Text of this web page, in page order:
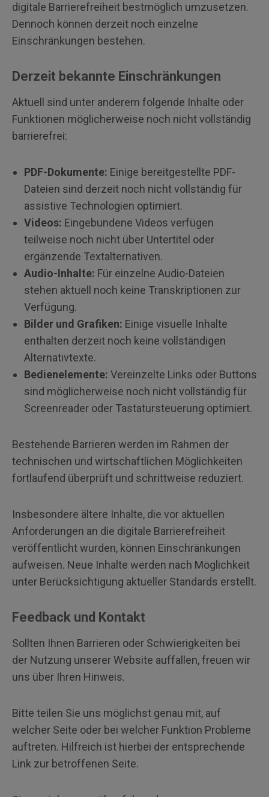
digitale Barrierefreiheit bestmöglich umzusetzen.
Dennoch können derzeit noch einzelne
Einschränkungen bestehen.
Derzeit bekannte Einschränkungen
Aktuell sind unter anderem folgende Inhalte oder
Funktionen möglicherweise noch nicht vollständig
barrierefrei:
PDF-Dokumente: Einige bereitgestellte PDF-
Dateien sind derzeit noch nicht vollständig für
assistive Technologien optimiert.
Videos: Eingebundene Videos verfügen
teilweise noch nicht über Untertitel oder
ergänzende Textalternativen.
Audio-Inhalte: Für einzelne Audio-Dateien
stehen aktuell noch keine Transkriptionen zur
Verfügung.
Bilder und Grafiken: Einige visuelle Inhalte
enthalten derzeit noch keine vollständigen
Alternativtexte.
Bedienelemente: Vereinzelte Links oder Buttons
sind möglicherweise noch nicht vollständig für
Screenreader oder Tastatursteuerung optimiert.
Bestehende Barrieren werden im Rahmen der
technischen und wirtschaftlichen Möglichkeiten
fortlaufend überprüft und schrittweise reduziert.
Insbesondere ältere Inhalte, die vor aktuellen
Anforderungen an die digitale Barrierefreiheit
veröffentlicht wurden, können Einschränkungen
aufweisen. Neue Inhalte werden nach Möglichkeit
unter Berücksichtigung aktueller Standards erstellt.
Feedback und Kontakt
Sollten Ihnen Barrieren oder Schwierigkeiten bei
der Nutzung unserer Website auffallen, freuen wir
uns über Ihren Hinweis.
Bitte teilen Sie uns möglichst genau mit, auf
welcher Seite oder bei welcher Funktion Probleme
auftreten. Hilfreich ist hierbei der entsprechende
Link zur betroffenen Seite.